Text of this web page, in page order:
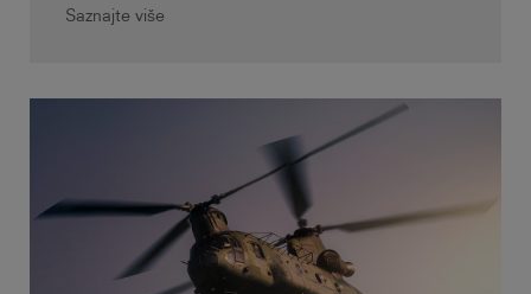
Saznajte više